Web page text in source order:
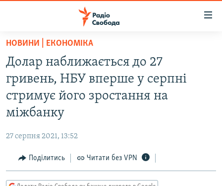
Перейти
основного
матеріалу
Перейти
до
основної
Перейти
пошуку
РАДІО СВОБОДА – 70 РОКІВ
ВСЕ ЗА ДОБУ
СТАТТІ
ПОЛІТИКА
СУСПІЛЬСТВО
КУЛЬТУРА
СПОРТ
ВІЙНА
ДОНБАС.РЕАЛІЇ
КРИМ.РЕАЛІЇ
ТИ ЯК?
НОВИНИ | ЕКОНОМІКА
Долар наближається до 27
гривень, НБУ вперше у серпні
стримує його зростання на
міжбанку
27 серпня 2021, 13:52
Поділитись Читати без VPN